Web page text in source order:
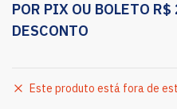
POR PIX OU BOLETO R$
DESCONTO
Este produto está fora de